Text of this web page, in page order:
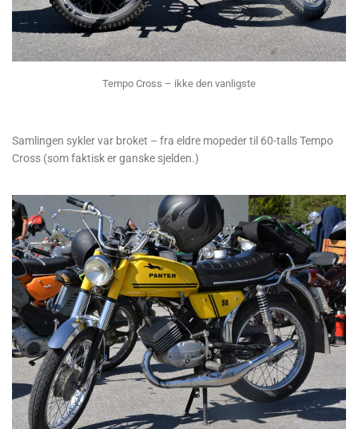
Tempo Cross – ikke den vanligste
Samlingen sykler var broket – fra eldre mopeder til 60-talls Tempo
Cross (som faktisk er ganske sjelden.)